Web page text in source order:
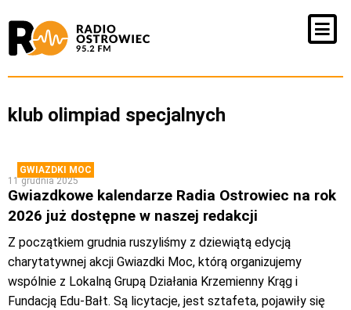
klub olimpiad specjalnych
GWIAZDKI MOC
11 grudnia 2025
Gwiazdkowe kalendarze Radia Ostrowiec na rok
2026 już dostępne w naszej redakcji
Z początkiem grudnia ruszyliśmy z dziewiątą edycją
charytatywnej akcji Gwiazdki Moc, którą organizujemy
wspólnie z Lokalną Grupą Działania Krzemienny Krąg i
Fundacją Edu-Bałt. Są licytacje, jest sztafeta, pojawiły się